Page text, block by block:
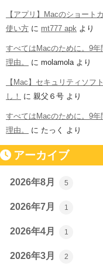
【アプリ】Macのショート
使い方 に mt777 apk より
すべてはMacのために。9
理由。
に molamolaより
【Mac】セキュリティソフ
し！
に 親父６号 より
すべてはMacのために。9
理由。
に たっく より
アーカイブ
2026年8月 5
2026年7月 1
2026年4月 1
2026年3月 2